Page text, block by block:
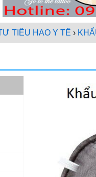
TIÊU HAO Y TẾ ›